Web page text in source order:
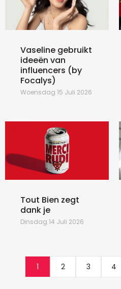
Vaseline gebruikt
ideeën van
influencers (by
Focalys)
Woensdag 15 Juli 2026
Tout Bien zegt
dank je
Dinsdag 14 Juli 2026
1 2 3 4